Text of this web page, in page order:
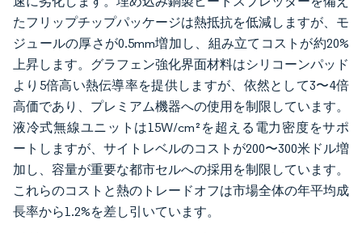
たフリップチップパッケージは熱抵抗を低減しますが、モ
ジュールの厚さが0.5mm増加し、組み立てコストが約20%
上昇します。グラフェン強化界面材料はシリコーンパッド
より5倍高い熱伝導率を提供しますが、依然として3〜4倍
高価であり、プレミアム機器への使用を制限しています。
液冷式無線ユニットは15W/cm²を超える電力密度をサポ
ートしますが、サイトレベルのコストが200〜300米ドル増
加し、容量が重要な都市セルへの採用を制限しています。
これらのコストと熱のトレードオフは市場全体の年平均成
長率から1.2%を差し引いています。